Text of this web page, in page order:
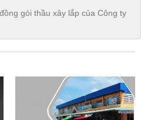
gói thầu xây lắp của Công ty